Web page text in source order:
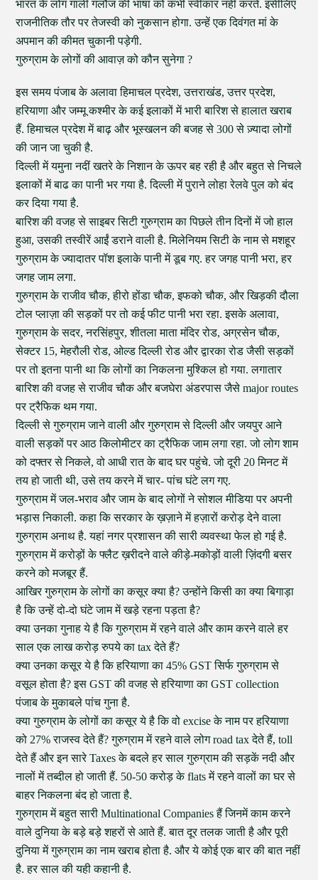
भारत के लोग गाली गलौज की भाषा को कभी स्वीकार नहीं करते. इसीलिए
राजनीतिक तौर पर तेजस्वी को नुकसान होगा. उन्हें एक दिवंगत मां के
अपमान की कीमत चुकानी पड़ेगी.
गुरुग्राम के लोगों की आवाज़ को कौन सुनेगा ?
इस समय पंजाब के अलावा हिमाचल प्रदेश, उत्तराखंड, उत्तर प्रदेश,
हरियाणा और जम्मू कश्मीर के कई इलाकों में भारी बारिश से हालात खराब
हैं. हिमाचल प्रदेश में बाढ़ और भूस्खलन की बजह से 300 से ज़्यादा लोगों
की जान जा चुकी है.
दिल्ली में यमुना नदीं खतरे के निशान के ऊपर बह रही है और बहुत से निचले
इलाकों में बाढ का पानी भर गया है. दिल्ली में पुराने लोहा रेलवे पुल को बंद
कर दिया गया है.
बारिश की वजह से साइबर सिटी गुरुग्राम का पिछले तीन दिनों में जो हाल
हुआ, उसकी तस्वीरें आईं डराने वाली है. मिलेनियम सिटी के नाम से मशहूर
गुरुग्राम के ज्यादातर पॉश इलाके पानी में डूब गए. हर जगह पानी भरा, हर
जगह जाम लगा.
गुरुग्राम के राजीव चौक, हीरो होंडा चौक, इफको चौक, और खिड़की दौला
टोल प्लाज़ा की सड़कों पर तो कई फीट पानी भरा रहा. इसके अलावा,
गुरुग्राम के सदर, नरसिंहपुर, शीतला माता मंदिर रोड, अग्रसेन चौक,
सेक्टर 15, मेहरौली रोड, ओल्ड दिल्ली रोड और द्वारका रोड जैसी सड़कों
पर तो इतना पानी था कि लोगों का निकलना मुश्किल हो गया. लगातार
बारिश की वजह से राजीव चौक और बजघेरा अंडरपास जैसे major routes
पर ट्रैफिक थम गया.
दिल्ली से गुरुग्राम जाने वाली और गुरुग्राम से दिल्ली और जयपुर आने
वाली सड़कों पर आठ किलोमीटर का ट्रैफिक जाम लगा रहा. जो लोग शाम
को दफ्तर से निकले, वो आधी रात के बाद घर पहुंचे. जो दूरी 20 मिनट में
तय हो जाती थी, उसे तय करने में चार- पांच घंटे लग गए.
गुरुग्राम में जल-भराव और जाम के बाद लोगों ने सोशल मीडिया पर अपनी
भड़ास निकाली. कहा कि सरकार के ख़ज़ाने में हज़ारों करोड़ देने वाला
गुरुग्राम अनाथ है. यहां नगर प्रशासन की सारी व्यवस्था फेल हो गई है.
गुरुग्राम में करोड़ों के फ्लैट ख़रीदने वाले कीड़े-मकोड़ों वाली ज़िंदगी बसर
करने को मजबूर हैं.
आखिर गुरुग्राम के लोगों का कसूर क्या है? उन्होंने किसी का क्या बिगाड़ा
है कि उन्हें दो-दो घंटे जाम में खड़े रहना पड़ता है?
क्या उनका गुनाह ये है कि गुरुग्राम में रहने वाले और काम करने वाले हर
साल एक लाख करोड़ रुपये का tax देते हैं?
क्या उनका कसूर ये है कि हरियाणा का 45% GST सिर्फ गुरुग्राम से
वसूल होता है? इस GST की वजह से हरियाणा का GST collection
पंजाब के मुकाबले पांच गुना है.
क्या गुरुग्राम के लोगों का कसूर ये है कि वो excise के नाम पर हरियाणा
को 27% राजस्व देते हैं? गुरुग्राम में रहने वाले लोग road tax देते हैं, toll
देते हैं और इन सारे Taxes के बदले हर साल गुरुग्राम की सड़कें नदी और
नालों में तब्दील हो जाती हैं. 50-50 करोड़ के flats में रहने वालों का घर से
बाहर निकलना बंद हो जाता है.
गुरुग्राम में बहुत सारी Multinational Companies हैं जिनमें काम करने
वाले दुनिया के बड़े बड़े शहरों से आते हैं. बात दूर तलक जाती है और पूरी
दुनिया में गुरुग्राम का नाम खराब होता है. और ये कोई एक बार की बात नहीं
है. हर साल की यही कहानी है.